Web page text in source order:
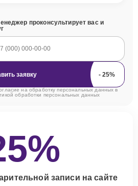
проконсультирует вас и
заявку
на обработку персональных данных в
обработки персональных данных
записи на сайте